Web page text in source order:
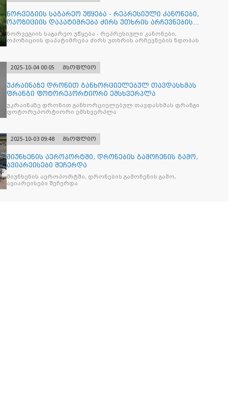
ნორვეგიის საგარეო უწყება - რეპრესიული კანონები,
ოპოზიციის დაპატიმრება ძირს უთხრის არჩევნების
ნდობას
ნორვეგიის საგარეო უწყება - რეპრესიული კანონები,
ოპოზიციის დაპატიმრება ძირს უთხრის არჩევნების ნდობას
2025-10-04 00:05 მსოფლიო
უკრაინაზე დრონით განხორციელებულ თავდასხმას
ფრანგი ფოტორეპორტიორი ემსხვერპლა
უკრაინაზე დრონით განხორციელებულ თავდასხმას ფრანგი
ფოტორეპორტიორი ემსხვერპლა
2025-10-03 09:48 მსოფლიო
მიუნხენის აეროპორტში, დრონების გამოჩენის გამო,
ავიარეისები შეჩერდა
მიუნხენის აეროპორტში, დრონების გამოჩენის გამო,
ავიარეისები შეჩერდა